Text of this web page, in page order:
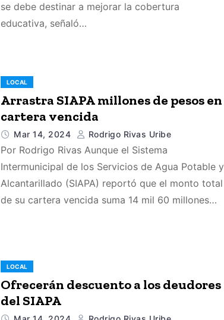
se debe destinar a mejorar la cobertura
educativa, señaló…
LOCAL
Arrastra SIAPA millones de pesos en
cartera vencida
Mar 14, 2024 Rodrigo Rivas Uribe
Por Rodrigo Rivas Aunque el Sistema
Intermunicipal de los Servicios de Agua Potable y
Alcantarillado (SIAPA) reportó que el monto total
de su cartera vencida suma 14 mil 60 millones…
LOCAL
Ofrecerán descuento a los deudores
del SIAPA